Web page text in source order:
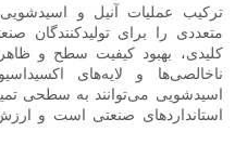
ترکیب عملیات آنیل و
متعددی را برای تولیدکنندگان
کلیدی، بهبود کیفیت سطح و
ناخالصی‌ها و لایه‌های
اسیدشویی می‌توانند به سطحی
استانداردهای صنعتی است و